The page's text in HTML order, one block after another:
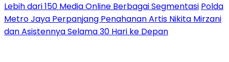
Lebih dari 150 Media Online Berbagai Segmentasi Polda
Metro Jaya Perpanjang Penahanan Artis Nikita Mirzani
dan Asistennya Selama 30 Hari ke Depan